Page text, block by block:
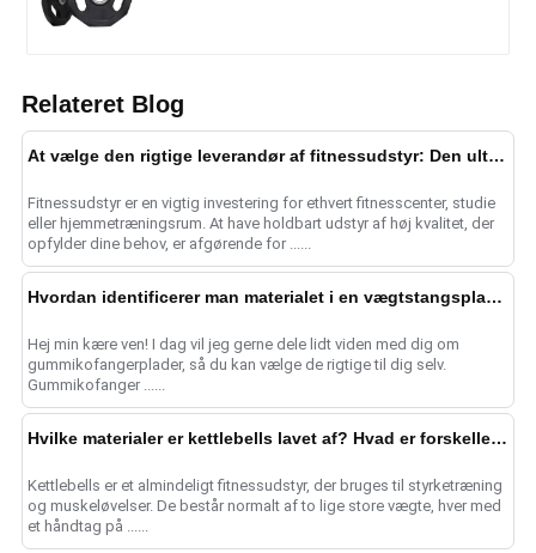
Relateret Blog
At vælge den rigtige leverandør af fitnessudstyr: Den ultimative guide
Fitnessudstyr er en vigtig investering for ethvert fitnesscenter, studie
eller hjemmetræningsrum. At have holdbart udstyr af høj kvalitet, der
opfylder dine behov, er afgørende for ......
Hvordan identificerer man materialet i en vægtstangsplade af gummi?
Hej min kære ven! I dag vil jeg gerne dele lidt viden med dig om
gummikofangerplader, så du kan vælge de rigtige til dig selv.
Gummikofanger ......
Hvilke materialer er kettlebells lavet af? Hvad er forskellen på dem?
Kettlebells er et almindeligt fitnessudstyr, der bruges til styrketræning
og muskeløvelser. De består normalt af to lige store vægte, hver med
et håndtag på ......